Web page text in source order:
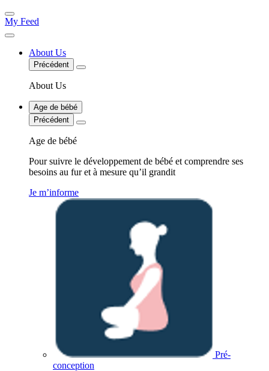
My Feed
About Us
Précédent
About Us
Age de bébé
Précédent
Age de bébé
Pour suivre le développement de bébé et comprendre ses
besoins au fur et à mesure qu’il grandit
Je m’informe
Pré-
conception